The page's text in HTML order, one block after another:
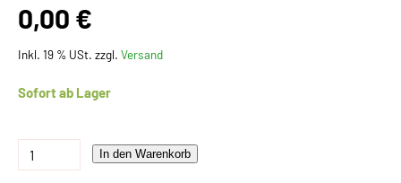
0,00 €
Inkl. 19 % USt. zzgl. Versand
Sofort ab Lager
In den Warenkorb